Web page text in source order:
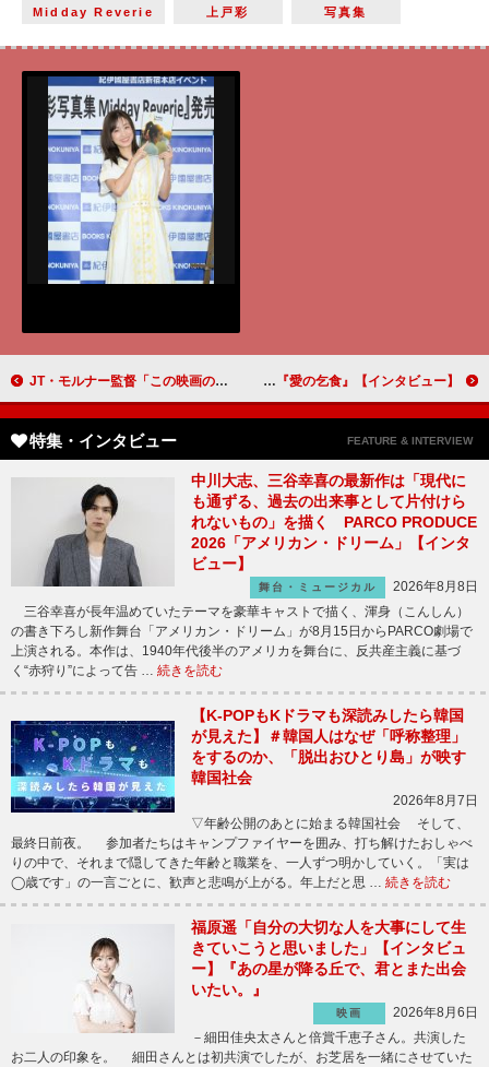
Midday Reverie 上戸彩 写真集
JT・モルナー監督「この映画の実現は厳しいと言われた時に、『羅生門』を見れば分かると言いました」『ストレンジ・ダーリン』【インタビュー】 安田章大「体験したことのない違和感を持ち帰ってくれたら」 アングラ演劇の旗手・唐十郎作品に関西弁で挑む『アリババ』『愛の乞食』【インタビュー】
特集・インタビュー FEATURE & INTERVIEW
中川大志、三谷幸喜の最新作は「現代に
も通ずる、過去の出来事として片付けら
れないもの」を描く PARCO PRODUCE
2026「アメリカン・ドリーム」【インタ
ビュー】
舞台・ミュージカル
2026年8月8日
三谷幸喜が長年温めていたテーマを豪華キャストで描く、渾身（こんしん）
の書き下ろし新作舞台「アメリカン・ドリーム」が8月15日からPARCO劇場で
上演される。本作は、1940年代後半のアメリカを舞台に、反共産主義に基づ
く“赤狩り”によって告 … 続きを読む
【K-POPもKドラマも深読みしたら韓国
が見えた】＃韓国人はなぜ「呼称整理」
をするのか、「脱出おひとり島」が映す
韓国社会
2026年8月7日
▽年齢公開のあとに始まる韓国社会 そして、
最終日前夜。 参加者たちはキャンプファイヤーを囲み、打ち解けたおしゃべ
りの中で、それまで隠してきた年齢と職業を、一人ずつ明かしていく。「実は
◯歳です」の一言ごとに、歓声と悲鳴が上がる。年上だと思 … 続きを読む
福原遥「自分の大切な人を大事にして生
きていこうと思いました」【インタビュ
ー】『あの星が降る丘で、君とまた出会
いたい。』
映画
2026年8月6日
－細田佳央太さんと倍賞千恵子さん。共演した
お二人の印象を。 細田さんとは初共演でしたが、お芝居を一緒にさせていた